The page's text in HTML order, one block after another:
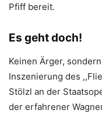
Pfiff bereit.
Es geht doch!
Keinen Ärger,
Inszenierung des
Stölzl an der
der erfahrener